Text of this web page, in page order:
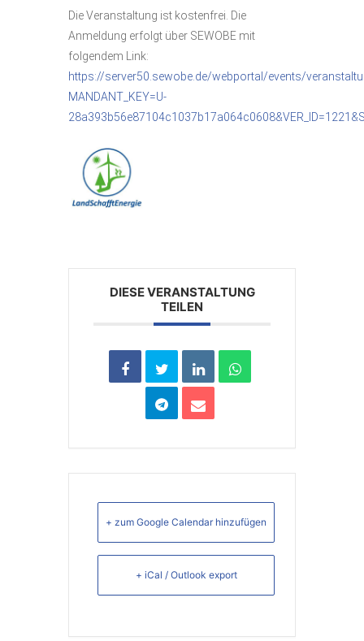
Die Veranstaltung ist kostenfrei. Die
Anmeldung erfolgt über SEWOBE mit
folgendem Link:
https://server50.sewobe.de/webportal/events/
MANDANT_KEY=U-
DIESE VERANSTALTUNG
TEILEN
+ zum Google Calendar hinzufügen
+ iCal / Outlook export